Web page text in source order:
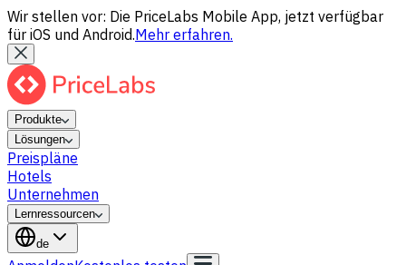
Wir stellen vor: Die PriceLabs Mobile App, jetzt verfügbar
für iOS und Android.Mehr erfahren.
Produkte
Lösungen
Preispläne
Hotels
Unternehmen
Lernressourcen
de